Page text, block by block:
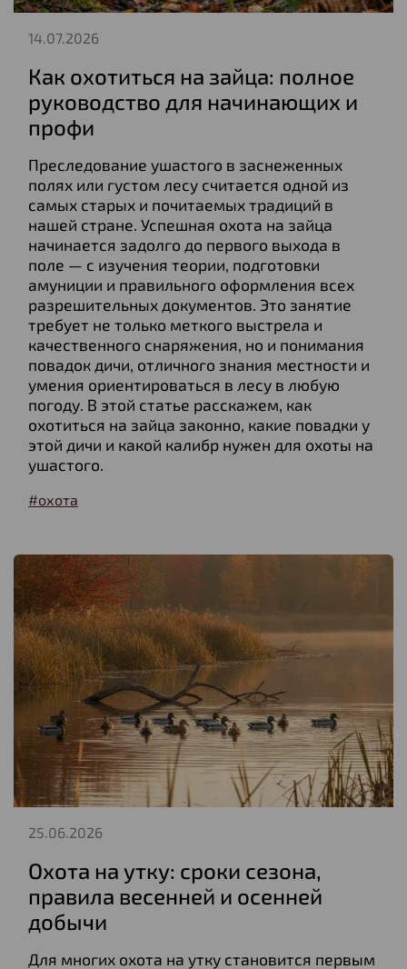
Как охотиться на зайца: полное
руководство для начинающих и
профи
Преследование ушастого в заснеженных
полях или густом лесу считается одной из
самых старых и почитаемых традиций в
нашей стране. Успешная охота на зайца
начинается задолго до первого выхода в
поле — с изучения теории, подготовки
амуниции и правильного оформления всех
разрешительных документов. Это занятие
требует не только меткого выстрела и
качественного снаряжения, но и понимания
повадок дичи, отличного знания местности и
умения ориентироваться в лесу в любую
погоду. В этой статье расскажем, как
охотиться на зайца законно, какие повадки у
этой дичи и какой калибр нужен для охоты на
ушастого.
14.07.2026
#охота
Охота на утку: сроки сезона,
правила весенней и осенней
добычи
Для многих охота на утку становится первым
25.06.2026